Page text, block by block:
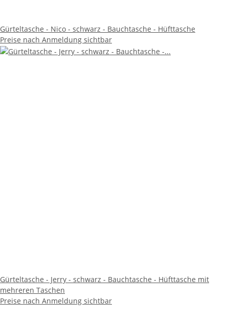
Gürteltasche - Nico - schwarz - Bauchtasche - Hüfttasche
Preise nach Anmeldung sichtbar
Gürteltasche - Jerry - schwarz - Bauchtasche - Hüfttasche mit
mehreren Taschen
Preise nach Anmeldung sichtbar